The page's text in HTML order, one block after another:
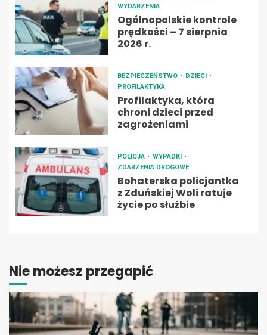
WYDARZENIA
Ogólnopolskie kontrole
prędkości – 7 sierpnia
2026 r.
BEZPIECZEŃSTWO
DZIECI
PROFILAKTYKA
Profilaktyka, która
chroni dzieci przed
zagrożeniami
POLICJA
WYPADKI
ZDARZENIA DROGOWE
Bohaterska policjantka
z Zduńskiej Woli ratuje
życie po służbie
Nie możesz przegapić